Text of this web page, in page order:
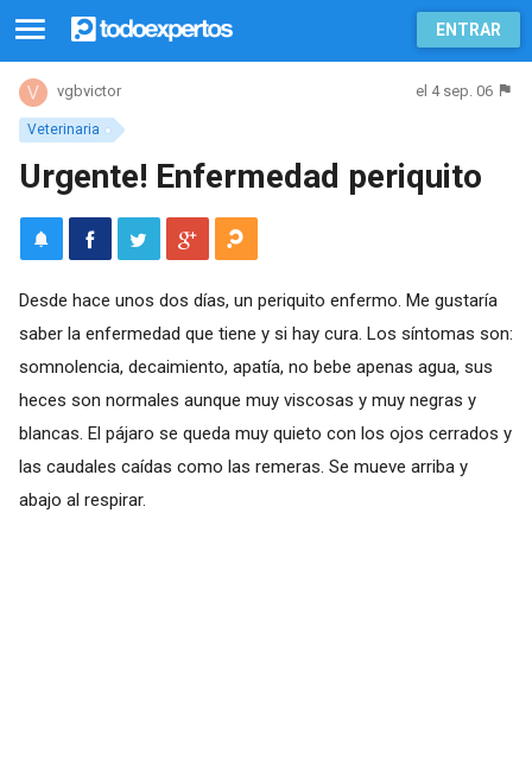
ENTRAR
Veterinaria
vgbvictor el 4 sep. 06
Urgente! Enfermedad periquito
Desde hace unos dos días, un periquito enfermo. Me gustaría
saber la enfermedad que tiene y si hay cura. Los síntomas son:
somnolencia, decaimiento, apatía, no bebe apenas agua, sus
heces son normales aunque muy viscosas y muy negras y
blancas. El pájaro se queda muy quieto con los ojos cerrados y
las caudales caídas como las remeras. Se mueve arriba y
abajo al respirar.